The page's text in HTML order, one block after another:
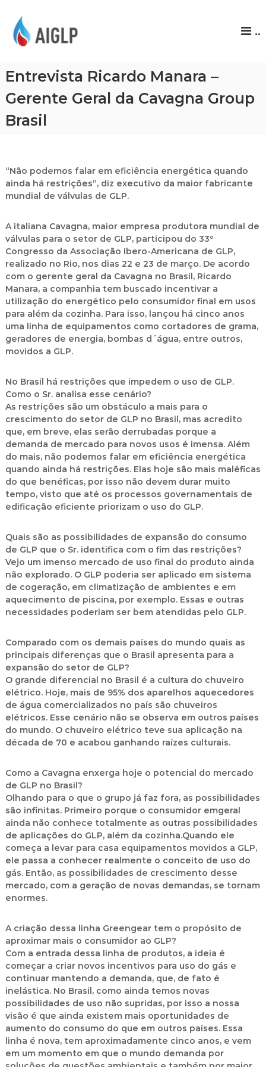
P
..
Entrevista Ricardo Manara –
Gerente Geral da Cavagna Group
Brasil
“Não podemos falar em eficiência energética quando
ainda há restrições”, diz executivo da maior fabricante
mundial de válvulas de GLP.
A italiana Cavagna, maior empresa produtora mundial de
válvulas para o setor de GLP, participou do 33º
Congresso da Associação Ibero-Americana de GLP,
realizado no Rio, nos dias 22 e 23 de março. De acordo
com o gerente geral da Cavagna no Brasil, Ricardo
Manara, a companhia tem buscado incentivar a
utilização do energético pelo consumidor final em usos
para além da cozinha. Para isso, lançou há cinco anos
uma linha de equipamentos como cortadores de grama,
geradores de energia, bombas d´água, entre outros,
movidos a GLP.
No Brasil há restrições que impedem o uso de GLP.
Como o Sr. analisa esse cenário?
As restrições são um obstáculo a mais para o
crescimento do setor de GLP no Brasil, mas acredito
que, em breve, elas serão derrubadas porque a
demanda de mercado para novos usos é imensa. Além
do mais, não podemos falar em eficiência energética
quando ainda há restrições. Elas hoje são mais maléficas
do que benéficas, por isso não devem durar muito
tempo, visto que até os processos governamentais de
edificação eficiente priorizam o uso do GLP.
Quais são as possibilidades de expansão do consumo
de GLP que o Sr. identifica com o fim das restrições?
Vejo um imenso mercado de uso final do produto ainda
não explorado. O GLP poderia ser aplicado em sistema
de cogeração, em climatização de ambientes e em
aquecimento de piscina, por exemplo. Essas e outras
necessidades poderiam ser bem atendidas pelo GLP.
Comparado com os demais países do mundo quais as
principais diferenças que o Brasil apresenta para a
expansão do setor de GLP?
O grande diferencial no Brasil é a cultura do chuveiro
elétrico. Hoje, mais de 95% dos aparelhos aquecedores
de água comercializados no país são chuveiros
elétricos. Esse cenário não se observa em outros países
do mundo. O chuveiro elétrico teve sua aplicação na
década de 70 e acabou ganhando raízes culturais.
Como a Cavagna enxerga hoje o potencial do mercado
de GLP no Brasil?
Olhando para o que o grupo já faz fora, as possibilidades
são infinitas. Primeiro porque o consumidor emgeral
ainda não conhece totalmente as outras possibilidades
de aplicações do GLP, além da cozinha.Quando ele
começa a levar para casa equipamentos movidos a GLP,
ele passa a conhecer realmente o conceito de uso do
gás. Então, as possibilidades de crescimento desse
mercado, com a geração de novas demandas, se tornam
enormes.
A criação dessa linha Greengear tem o propósito de
aproximar mais o consumidor ao GLP?
Com a entrada dessa linha de produtos, a ideia é
começar a criar novos incentivos para uso do gás e
continuar mantendo a demanda, que, de fato é
inelástica. No Brasil, como ainda temos novas
possibilidades de uso não supridas, por isso a nossa
visão é que ainda existem mais oportunidades de
aumento do consumo do que em outros países. Essa
linha é nova, tem aproximadamente cinco anos, e vem
em um momento em que o mundo demanda por